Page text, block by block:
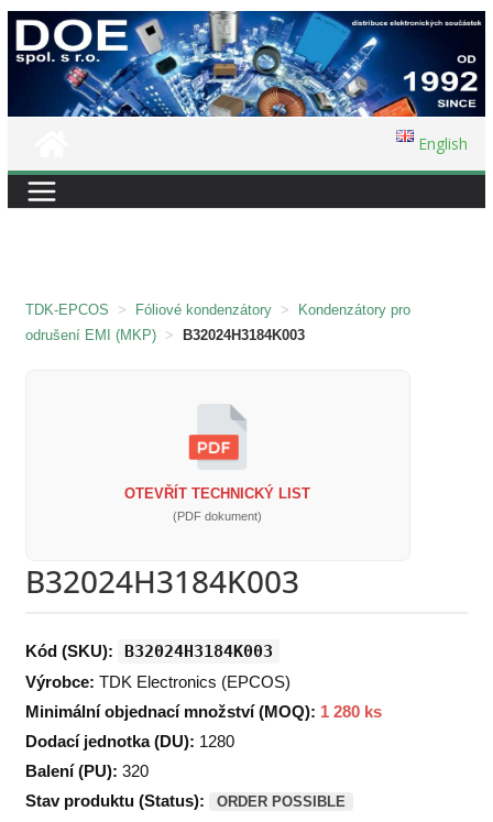
Přeskočit
na
English
TDK-EPCOS > Fóliové kondenzátory >
Kondenzátory pro
odrušení EMI (MKP) > B32024H3184K003
OTEVŘÍT TECHNICKÝ LIST
(PDF dokument)
B32024H3184K003
Kód (SKU): B32024H3184K003
Výrobce: TDK Electronics (EPCOS)
Minimální objednací množství (MOQ): 1 280 ks
Dodací jednotka (DU): 1280
Balení (PU): 320
Stav produktu (Status):
ORDER POSSIBLE